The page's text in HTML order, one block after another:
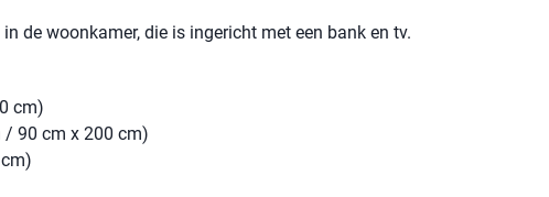
de woonkamer, die is ingericht met een bank en tv.
cm)
/ 90 cm x 200 cm)